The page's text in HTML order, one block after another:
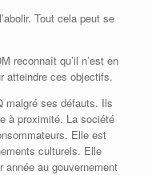
Tout cela peut se
reconnaît qu’il n’est en
atteindre ces objectifs.
malgré ses défauts. Ils
à proximité. La société
Elle est
culturels. Elle
année au gouvernement